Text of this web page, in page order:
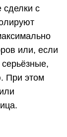
сделки с
или, если
При этом